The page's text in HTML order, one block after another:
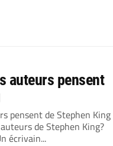
auteurs pensent
pensent de Stephen King
de Stephen King?
écrivain...